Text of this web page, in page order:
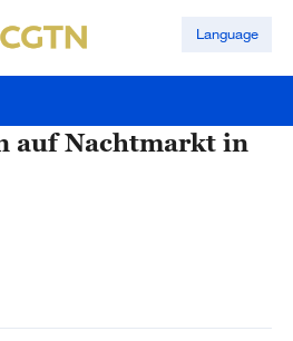
Language
auf Nachtmarkt in